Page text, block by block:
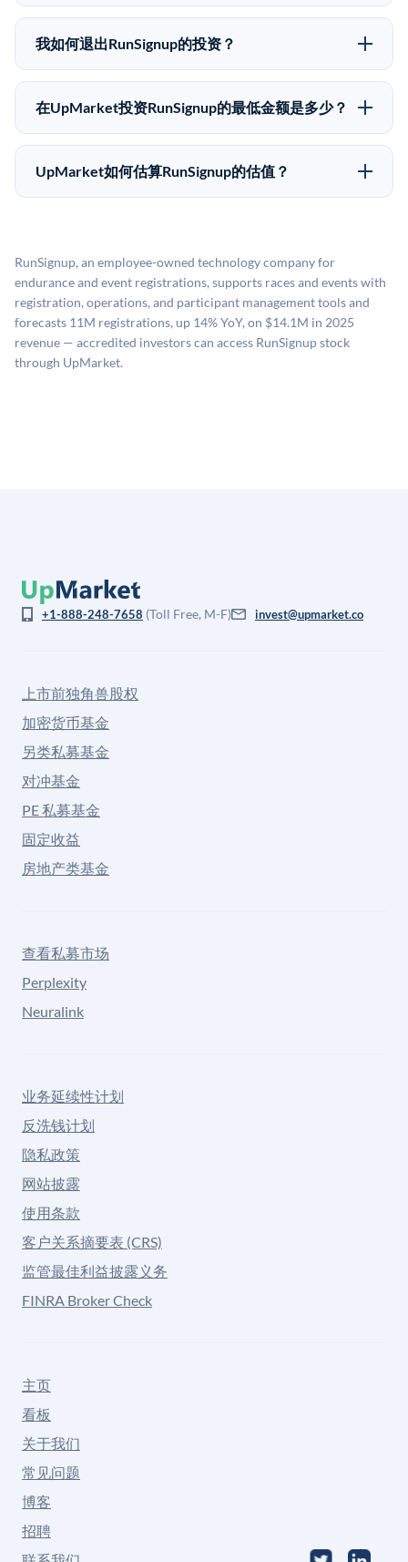
应做好可能全部损失的准备。私有公司的估值在融资轮
次之间可能大幅波动。投资者应在投资前咨询其财务顾
在Pre-IPO交易中，合格投资者通过二级市场平台从现有
股东（如员工、早期投资者或其他持有人）处购买股
为FINRA注册的经纪交易商促成这些交易，代表双方处
理合规、文件和结算事宜。
我如何退出RunSignup的投资？
Pre-IPO持股主要有两种退出途径：在二级市场将股份出
售给其他买家，或持有直到公司完成IPO或被收购。两
市场条件。任何退出的时间都是不可预测的，投资者应
做好多年持有的准备。
在UpMarket投资RunSignup的最低金额是多少？
UpMarket上大多数Pre-IPO产品的最低投资金额为
50,000美元。具体金额可能因产品和股份供应情况而有
UpMarket如何估算RunSignup的估值？
司可比倍数应用私有公司折扣，以反映流动性不足和信
息不对称。此估值不构成投资建议，可能与实际交易价
格存在重大差异。
RunSignup, an employee-owned technology company for
endurance and event registrations, supports races and events with
registration, operations, and participant management tools and
forecasts 11M registrations, up 14% YoY, on $14.1M in 2025
revenue — accredited investors can access RunSignup stock
through UpMarket.
+1-888-248-7658 (Toll Free, M-F) invest@upmarket.co
上市前独角兽股权
加密货币基金
另类私募基金
对冲基金
PE 私募基金
固定收益
房地产类基金
查看私募市场
Perplexity
Neuralink
业务延续性计划
反洗钱计划
隐私政策
网站披露
使用条款
客户关系摘要表 (CRS)
监管最佳利益披露义务
FINRA Broker Check
主页
看板
关于我们
常见问题
博客
招聘